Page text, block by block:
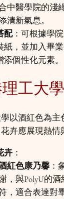
中醫學院的淺
清新氣息。
配：可根據學
紙，並加入畢
添個性化元素。
工大
以酒紅色為主
卉應展現熱情
卉 ：
紅色康乃馨 ：
，與PolyU的
，適合表達對